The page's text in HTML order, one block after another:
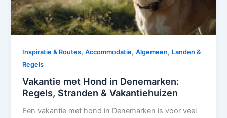
Inspiratie & Routes,Accommodatie,Algemeen, Landen &
Regels
Vakantie met Hond in Denemarken:
Regels, Stranden & Vakantiehuizen
Een vakantie met hond in Denemarken is voor veel